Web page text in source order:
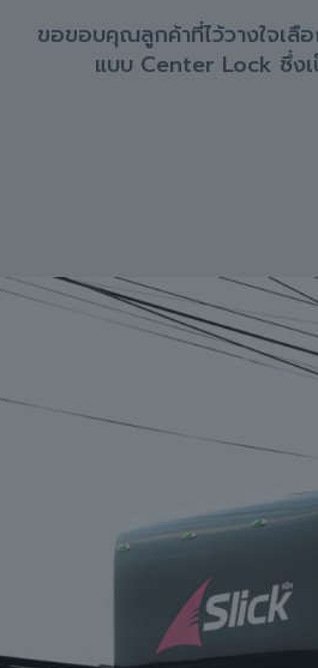
ขอขอบคุณลูกค้าที่ไว้วางใจเลื
แบบ Center Lock ซึ่ง